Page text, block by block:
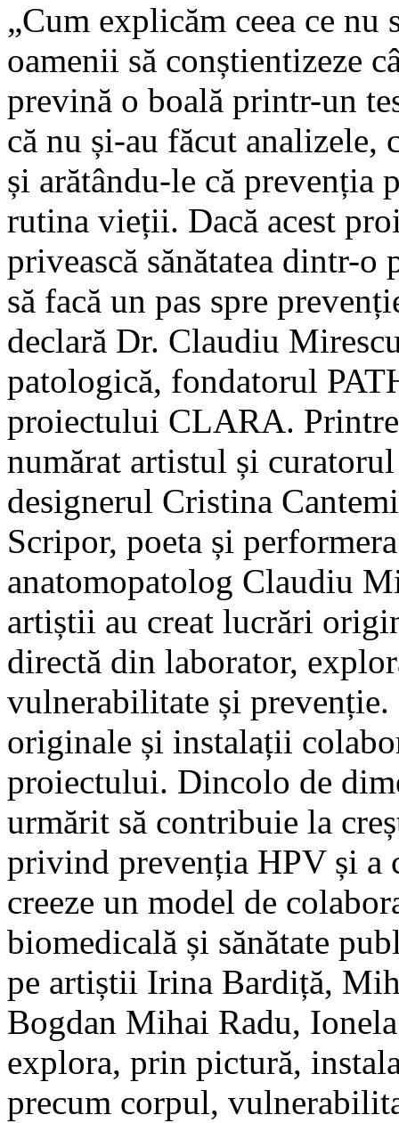
„Cum explicăm ceea ce nu
oamenii să conștientizeze
prevină o boală printr-un
că nu și-au făcut analizele,
și arătându-le că prevenția
rutina vieții. Dacă acest
privească sănătatea dintr-o
să facă un pas spre
declară Dr. Claudiu
patologică, fondatorul
proiectului CLARA.
numărat artistul și
designerul Cristina
Scripor, poeta și
anatomopatolog Claudiu
artiștii au creat lucrări
directă din laborator,
vulnerabilitate și
originale și instalații
proiectului. Dincolo de
urmărit să contribuie la
privind prevenția HPV și a
creeze un model de
biomedicală și sănătate
pe artiștii Irina Bardiță,
Bogdan Mihai Radu,
explora, prin pictură,
precum corpul,